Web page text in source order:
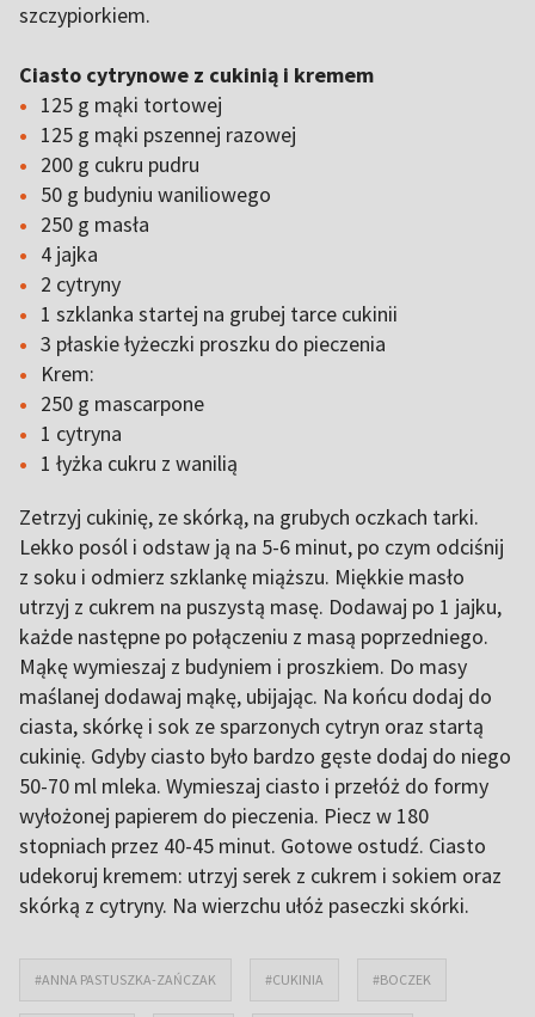
szczypiorkiem.
Ciasto cytrynowe z cukinią i kremem
125 g mąki tortowej
125 g mąki pszennej razowej
200 g cukru pudru
50 g budyniu waniliowego
250 g masła
4 jajka
2 cytryny
1 szklanka startej na grubej tarce cukinii
3 płaskie łyżeczki proszku do pieczenia
Krem:
250 g mascarpone
1 cytryna
1 łyżka cukru z wanilią
Zetrzyj cukinię, ze skórką, na grubych oczkach tarki.
Lekko posól i odstaw ją na 5-6 minut, po czym odciśnij
z soku i odmierz szklankę miąższu. Miękkie masło
utrzyj z cukrem na puszystą masę. Dodawaj po 1 jajku,
każde następne po połączeniu z masą poprzedniego.
Mąkę wymieszaj z budyniem i proszkiem. Do masy
maślanej dodawaj mąkę, ubijając. Na końcu dodaj do
ciasta, skórkę i sok ze sparzonych cytryn oraz startą
cukinię. Gdyby ciasto było bardzo gęste dodaj do niego
50-70 ml mleka. Wymieszaj ciasto i przełóż do formy
wyłożonej papierem do pieczenia. Piecz w 180
stopniach przez 40-45 minut. Gotowe ostudź. Ciasto
udekoruj kremem: utrzyj serek z cukrem i sokiem oraz
skórką z cytryny. Na wierzchu ułóż paseczki skórki.
#ANNA PASTUSZKA-ZAŃCZAK #CUKINIA #BOCZEK